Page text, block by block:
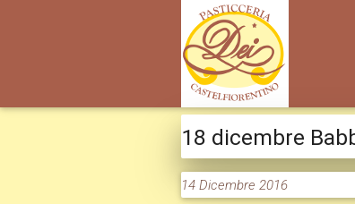
18 dicembre
14 Dicembre 2016